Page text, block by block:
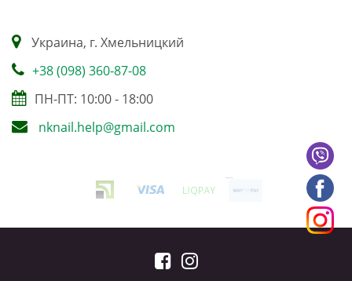
Украина, г. Хмельницкий
+38 (098) 360-87-08
ПН-ПТ: 10:00 - 18:00
nknail.help@gmail.com